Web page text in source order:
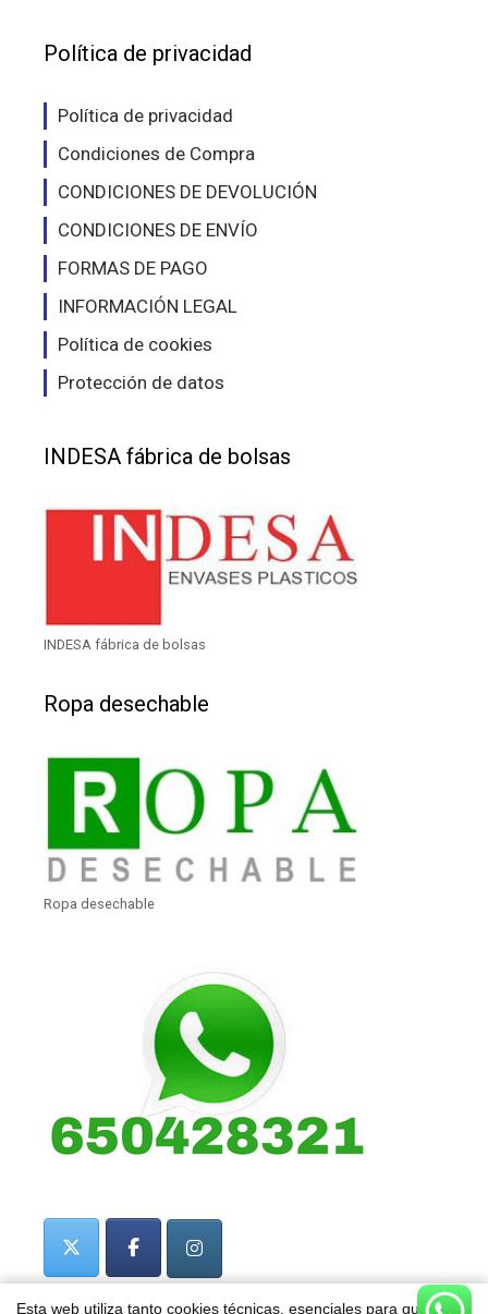
Política de privacidad
Política de privacidad
Condiciones de Compra
CONDICIONES DE DEVOLUCIÓN
CONDICIONES DE ENVÍO
FORMAS DE PAGO
INFORMACIÓN LEGAL
Política de cookies
Protección de datos
INDESA fábrica de bolsas
INDESA fábrica de bolsas
Ropa desechable
Ropa desechable
Esta web utiliza tanto cookies técnicas, esenciales para que